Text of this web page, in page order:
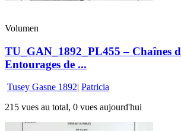
Volumen
TU_GAN_1892_PL455 – Chaînes
Entourages de ...
Tusey Gasne 1892 Patricia
215 vues au total, 0 vues aujourd'hui